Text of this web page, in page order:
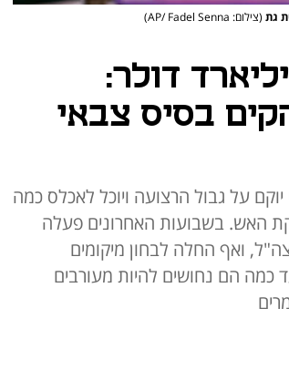
גת (צילום: AP/ Fadel Senna)
דולר:
בסיס צבאי
על גבול הרצועה ויוכל לאכלס כמה
האש. בשבועות האחרונים פעלה
ואף החלה לבחון מיקומים
כמה הם נחושים להיות מעורבים